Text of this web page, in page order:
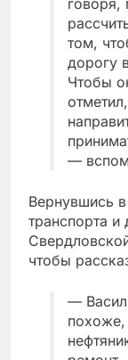
том,
дорогу
Чтобы
—
Вернувшись
транспорта и
чтобы
—
похоже,